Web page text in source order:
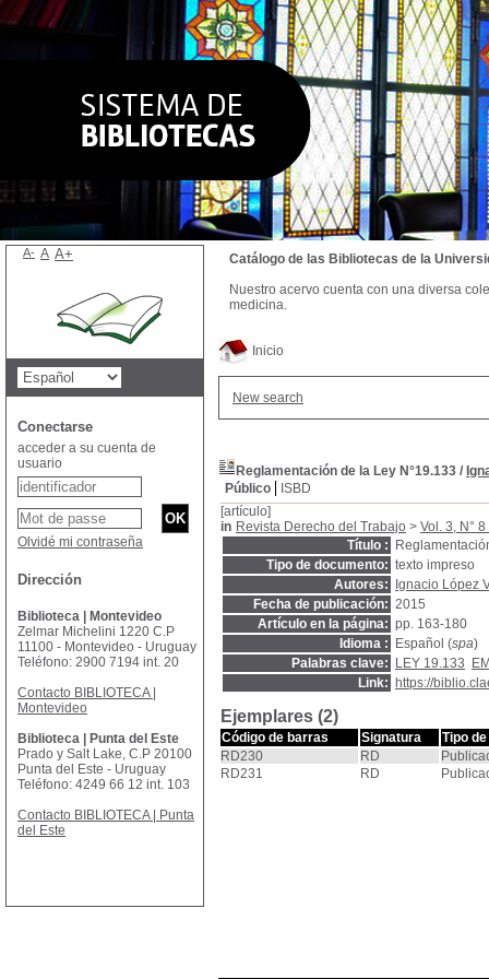
Inicio
New search
Reglamentación de la Ley N°19.133 /
Público
ISBD
[artículo]
in Revista Derecho del Trabajo > Vol. 3, N°
Título :
Tipo de documento: texto impreso
Autores:
Ignacio López
Fecha de publicación: 2015
Artículo en la página: pp. 163-180
Idioma :
Español (spa)
Palabras clave:
LEY 19.133
Link:
https://
Ejemplares (2)
Código de barras Signatura
Tipo
RD230
RD
RD231
RD
Catálogo de las Bibliotecas de la
Nuestro acervo cuenta con una diversa
medicina.
A- A A+
Conectarse
acceder a su cuenta de
usuario
Olvidé mi contraseña
Dirección
Biblioteca | Montevideo
Zelmar Michelini 1220 C.P
11100 - Montevideo - Uruguay
Teléfono: 2900 7194 int. 20
Contacto BIBLIOTECA |
Montevideo
Biblioteca | Punta del Este
Prado y Salt Lake, C.P 20100
Punta del Este - Uruguay
Teléfono: 4249 66 12 int. 103
Contacto BIBLIOTECA | Punta
del Este